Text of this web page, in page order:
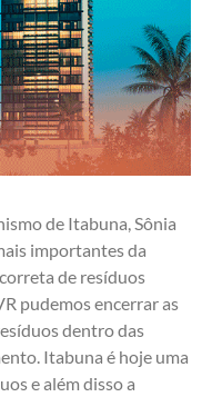
de Itabuna, Sônia
importantes da
de resíduos
pudemos encerrar as
dentro das
Itabuna é hoje uma
e além disso a